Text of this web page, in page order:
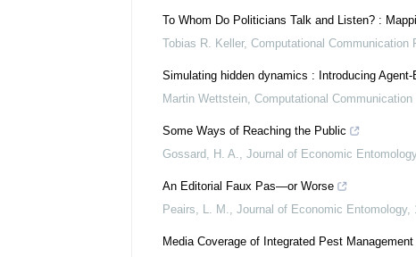
To Whom Do Politicians Talk and Listen? :
Tobias R. Keller, Computational Communication
Simulating hidden dynamics : Introducing
Martin Wettstein, Computational Communication
Some Ways of Reaching the Public
Gossard, H. A., Journal of Economic Entomology
An Editorial Faux Pas―or Worse
Peairs, L. M., Journal of Economic Entomology,
Media Coverage of Integrated Pest